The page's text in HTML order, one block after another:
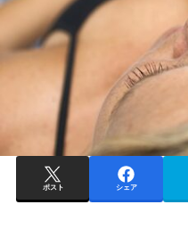
ポスト シェア